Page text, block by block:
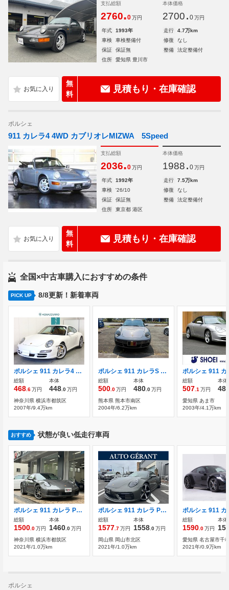
支払総額
2760.0 万円
本体価格
2700. 0 万円
年式 1993年 走行
4.7万km
車検
車検整備付 修復
なし
保証
保証無 整備
法定整備付
住所
愛知県 豊川市
無
料
見積もり・在庫確認
ポルシェ
911 カレラ4 4WD カブリオレMIZWA 5Speed
支払総額
2036.0 万円
本体価格
1988. 0 万円
年式 1992年 走行
7.5万km
車検
'26/10 修復
なし
保証
保証無 整備
法定整備付
住所
東京都 港区
無
料
見積もり・在庫確認
全国×中古車購入におすすめの条件
PICK UP 8/8更新！新着車両
ポルシェ 911 カレラ4 ティプトロニックS 4WD 右ハンドル アラゴスタ車高調
総額
468 .6万円
本体
448 .0万円
神奈川県 横浜市都筑区
2007年/9.4万km
ポルシェ 911 カレラS ティプトロニックS
総額
500 .0万円
本体
480 .0万円
熊本県 熊本市南区
2004年/6.2万km
総額
507 .1 万円
本体
愛知県 あま市
2003年/4.1万km
おすすめ 状態が良い低走行車両
ポルシェ 911 カレラ PDK スポーツクロノ 20/21RSスパイダーホイール
総額
1500.0万円
本体
1460.0万円
神奈川県 横浜市都筑区
2021年/1.0万km
ポルシェ 911 カレラ PDK スポーツクロノパッケージ モードスイッチ
総額
1577.7万円
本体
1558.0万円
岡山県 岡山市北区
2021年/1.0万km
総額
1590.0万円
本体
愛知県 名古屋市千
2021年/0.9万km
ポルシェ